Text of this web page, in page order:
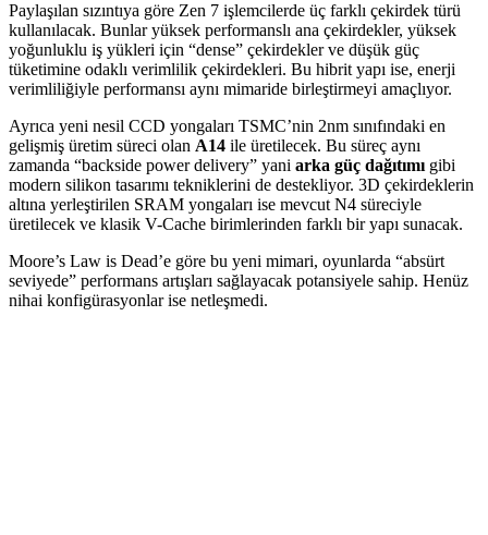
Paylaşılan sızıntıya göre Zen 7 işlemcilerde üç farklı çekirdek türü
kullanılacak. Bunlar yüksek performanslı ana çekirdekler, yüksek
yoğunluklu iş yükleri için “dense” çekirdekler ve düşük güç
tüketimine odaklı verimlilik çekirdekleri. Bu hibrit yapı ise, enerji
verimliliğiyle performansı aynı mimaride birleştirmeyi amaçlıyor.
Ayrıca yeni nesil CCD yongaları TSMC’nin 2nm sınıfındaki en
gelişmiş üretim süreci olan A14 ile üretilecek. Bu süreç aynı
zamanda “backside power delivery” yani arka güç dağıtımı gibi
modern silikon tasarımı tekniklerini de destekliyor. 3D çekirdeklerin
altına yerleştirilen SRAM yongaları ise mevcut N4 süreciyle
üretilecek ve klasik V-Cache birimlerinden farklı bir yapı sunacak.
Moore’s Law is Dead’e göre bu yeni mimari, oyunlarda “absürt
seviyede” performans artışları sağlayacak potansiyele sahip. Henüz
nihai konfigürasyonlar ise netleşmedi.